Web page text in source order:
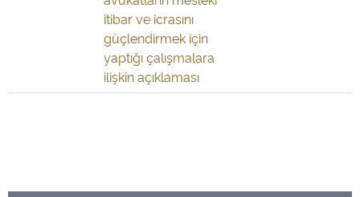
itibar ve icrasını
güçlendirmek için
yaptığı çalışmalara
ilişkin açıklaması